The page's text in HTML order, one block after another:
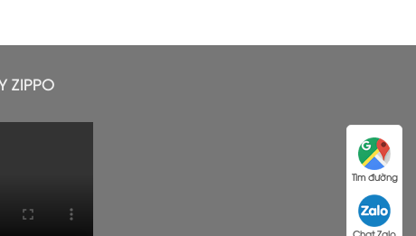
ZIPPO
Tìm đường